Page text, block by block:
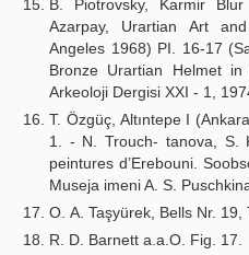
B. Piotrovsky, Karmir
Azarpay, Urartian Art
Angeles 1968) PI. 16-17
Bronze Urartian Helmet
Arkeoloji Dergisi XXI - 1,
T. Özgüç, Altıntepe I
1. - N. Trouch- tanova, S.
peintures d’Erebouni.
Museja imeni A. S.
Ο. A. Taşyürek, Bells Nr. 19,
R. D. Barnett a.a.O. Fig. 17.